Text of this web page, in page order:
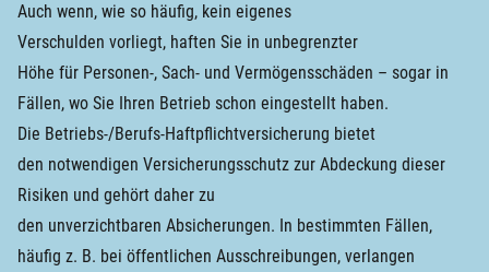
Auch wenn, wie so häufig, kein eigenes
Verschulden vorliegt, haften Sie in unbegrenzter
Höhe für Personen-, Sach- und Vermögensschäden – sogar in
Fällen, wo Sie Ihren Betrieb schon eingestellt haben.
Die Betriebs-/Berufs-Haftpflichtversicherung bietet
den notwendigen Versicherungsschutz zur Abdeckung dieser
Risiken und gehört daher zu
den unverzichtbaren Absicherungen. In bestimmten Fällen,
häufig z. B. bei öffentlichen Ausschreibungen, verlangen